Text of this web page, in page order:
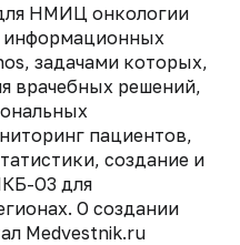
НМИЦ онкологии
информационных
задачами которых,
врачебных решений,
пациентов,
создание и
О3 для
О создании
Medvestnik.ru